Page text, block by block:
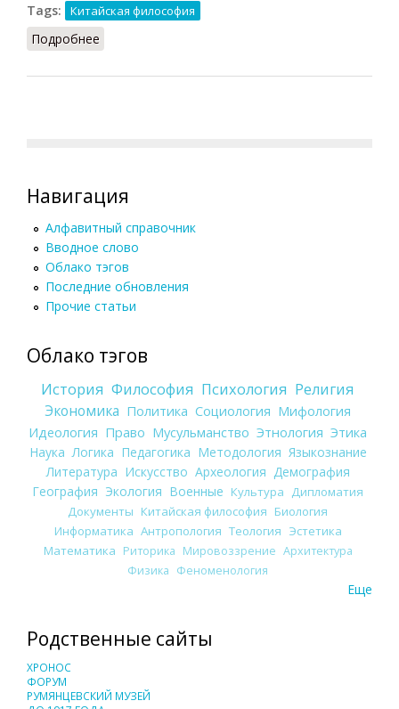
Tags:
Китайская философия
Подробнее
Навигация
Алфавитный справочник
Вводное слово
Облако тэгов
Последние обновления
Прочие статьи
Облако тэгов
История Философия Психология Религия
Экономика Политика Социология Мифология
Идеология Право Мусульманство Этнология Этика
Наука Логика Педагогика Методология Языкознание
Литература Искусство Археология Демография
География Экология Военные Культура
Дипломатия
Документы Китайская философия Биология
Информатика Антропология Теология Эстетика
Математика Риторика Мировоззрение Архитектура
Физика Феноменология
Еще
Родственные сайты
ХРОНОС
ФОРУМ
РУМЯНЦЕВСКИЙ МУЗЕЙ